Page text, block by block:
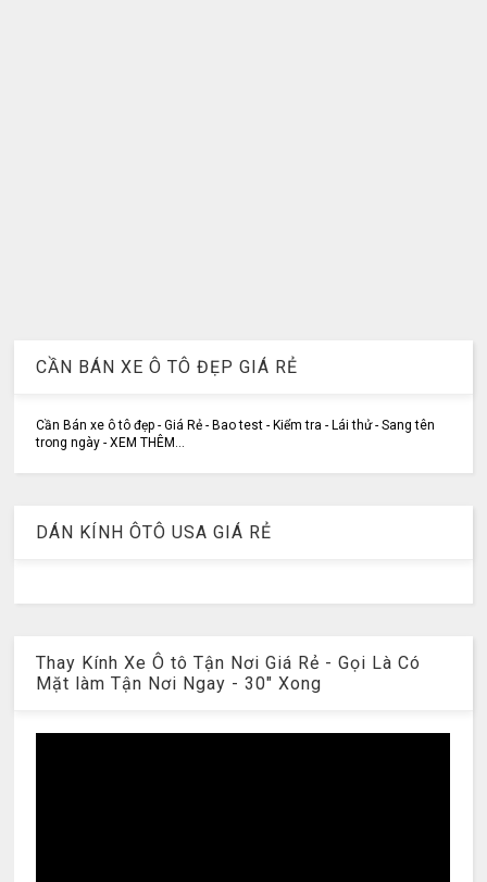
CẦN BÁN XE Ô TÔ ĐẸP GIÁ RẺ
Cần Bán xe ô tô đẹp - Giá Rẻ - Bao test - Kiểm tra - Lái thử - Sang tên
trong ngày - XEM THÊM...
DÁN KÍNH ÔTÔ USA GIÁ RẺ
Thay Kính Xe Ô tô Tận Nơi Giá Rẻ - Gọi Là Có
Mặt làm Tận Nơi Ngay - 30" Xong